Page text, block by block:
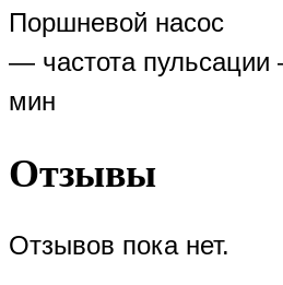
Поршневой насос
— частота
мин
Отзывы
Отзывов пока нет.